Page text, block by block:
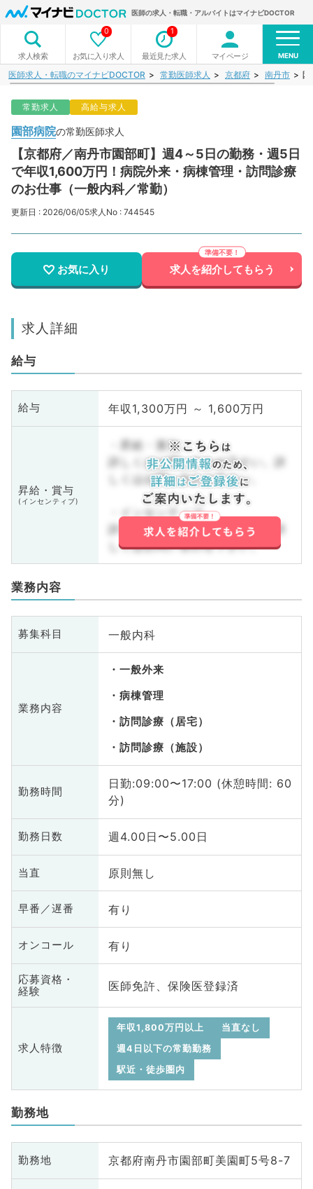
医師の求人・転職・アルバイトはマイナビDOCTOR
求人検索 お気に入り求人
0
最近見た求人
1
マイページ MENU
医師求人・転職のマイナビDOCTOR 常勤医師求人 京都府 南丹市 園
常勤求人 高給与求人
園部病院の常勤医師求人
【京都府／南丹市園部町】週4～5日の勤務・週5日
で年収1,600万円！病院外来・病棟管理・訪問診療
のお仕事（一般内科／常勤）
更新日 : 2026/06/05求人No : 744545
お気に入り 求人を紹介してもらう
求人詳細
給与
給与 年収1,300万円 ～ 1,600万円
昇給・賞与
(インセンティブ)
・昇給・賞与
詳しくはお問い合わせ下さい。詳
しくはお問い合わせ下さい。
・インセンティブ
詳しくはお問い合わせ下さい。詳
しくはお問い合わせ下さい。
業務内容
募集科目 一般内科
業務内容
一般外来
病棟管理
訪問診療（居宅）
訪問診療（施設）
勤務時間
日勤:09:00〜17:00 (休憩時間: 60
分)
勤務日数 週4.00日〜5.00日
当直 原則無し
早番／遅番 有り
オンコール 有り
応募資格・
経験
医師免許、保険医登録済
求人特徴
年収1,800万円以上
当直なし
週4日以下の常勤勤務
駅近・徒歩圏内
勤務地
勤務地 京都府南丹市園部町美園町5号8-7